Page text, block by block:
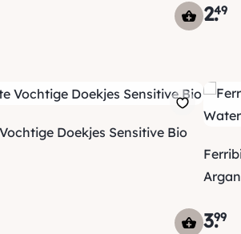
2.49
Doekjes Sensitive Bio
3.99